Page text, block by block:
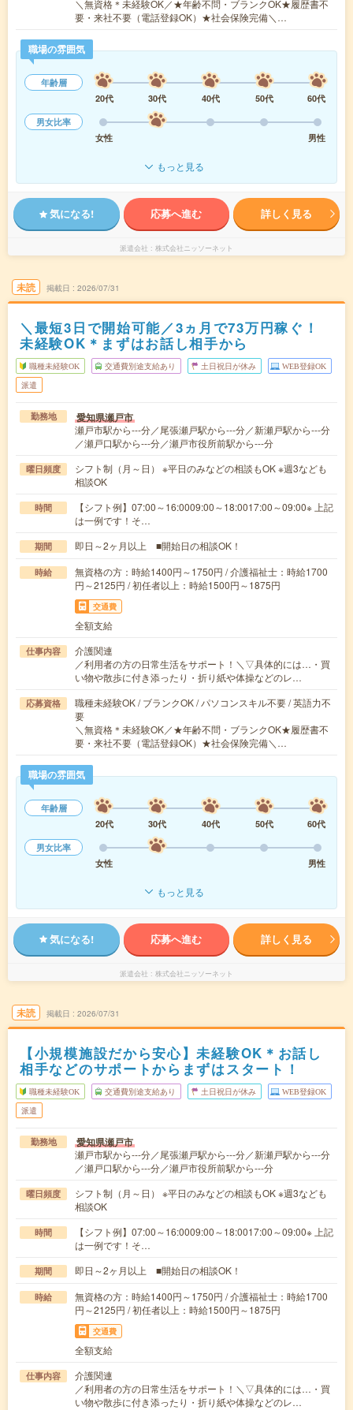
＼無資格＊未経験OK／★年齢不問・ブランクOK★履歴書不
要・来社不要（電話登録OK）★社会保険完備＼…
職場の雰囲気
年齢層
20代
30代 40代 50代
60代
男女比率
女性
男性
もっと見る
気になる! 応募へ進む 詳しく見る
派遣会社 株式会社ニッソーネット
未読 掲載日 2026/07/31
＼最短3日で開始可能／3ヵ月で73万円稼ぐ！
未経験OK＊まずはお話し相手から
職種未経験OK 交通費別途支給あり 土日祝日が休み WEB登録OK
派遣
勤務地 愛知県瀬戸市
瀬戸市駅から---分／尾張瀬戸駅から---分／新瀬戸駅から---分
／瀬戸口駅から---分／瀬戸市役所前駅から---分
曜日頻度
シフト制（月～日） ※平日のみなどの相談もOK ※週3なども
相談OK
時間
【シフト例】07:00～16:0009:00～18:0017:00～09:00※ 上記
は一例です！そ…
期間 即日～2ヶ月以上 ■開始日の相談OK！
時給
無資格の方：時給1400円～1750円 / 介護福祉士：時給1700
円～2125円 / 初任者以上：時給1500円～1875円
交通費
全額支給
仕事内容
介護関連
／利用者の方の日常生活をサポート！＼▽具体的には…・買
い物や散歩に付き添ったり・折り紙や体操などのレ…
応募資格
職種未経験OK / ブランクOK / パソコンスキル不要 / 英語力不
要
＼無資格＊未経験OK／★年齢不問・ブランクOK★履歴書不
要・来社不要（電話登録OK）★社会保険完備＼…
職場の雰囲気
年齢層
20代
30代 40代 50代
60代
男女比率
女性
男性
もっと見る
気になる! 応募へ進む 詳しく見る
派遣会社 株式会社ニッソーネット
未読 掲載日 2026/07/31
【小規模施設だから安心】未経験OK＊お話し
相手などのサポートからまずはスタート！
職種未経験OK 交通費別途支給あり 土日祝日が休み WEB登録OK
派遣
勤務地 愛知県瀬戸市
瀬戸市駅から---分／尾張瀬戸駅から---分／新瀬戸駅から---分
／瀬戸口駅から---分／瀬戸市役所前駅から---分
曜日頻度
シフト制（月～日） ※平日のみなどの相談もOK ※週3なども
相談OK
時間
【シフト例】07:00～16:0009:00～18:0017:00～09:00※ 上記
は一例です！そ…
期間 即日～2ヶ月以上 ■開始日の相談OK！
時給
無資格の方：時給1400円～1750円 / 介護福祉士：時給1700
円～2125円 / 初任者以上：時給1500円～1875円
交通費
全額支給
仕事内容
介護関連
／利用者の方の日常生活をサポート！＼▽具体的には…・買
い物や散歩に付き添ったり・折り紙や体操などのレ…